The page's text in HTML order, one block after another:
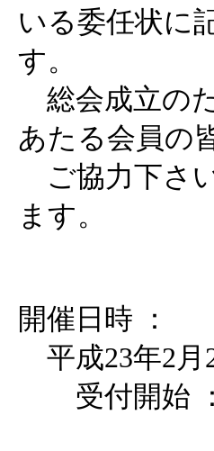
いる委任状に
す。
総会成立の
あたる会員の
ご協力下さ
ま
開催日時 ：
平成23年2月
受付開始 ：